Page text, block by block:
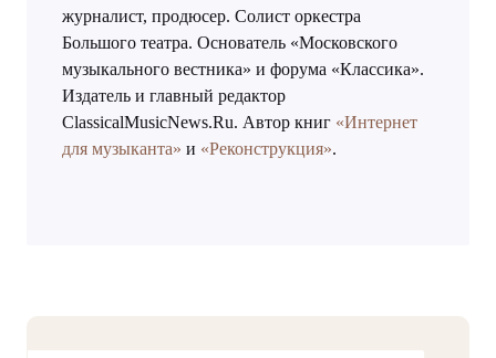
журналист, продюсер. Солист оркестра
Большого театра. Основатель «Московского
музыкального вестника» и форума «Классика».
Издатель и главный редактор
ClassicalMusicNews.Ru. Автор книг «Интернет
для музыканта» и «Реконструкция».